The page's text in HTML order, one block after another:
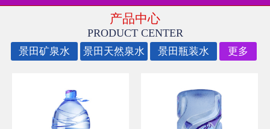
新闻资讯
饮用水分类
产品中心
PRODUCT CENTER
景田矿泉水 景田天然泉水 景田瓶装水 更多